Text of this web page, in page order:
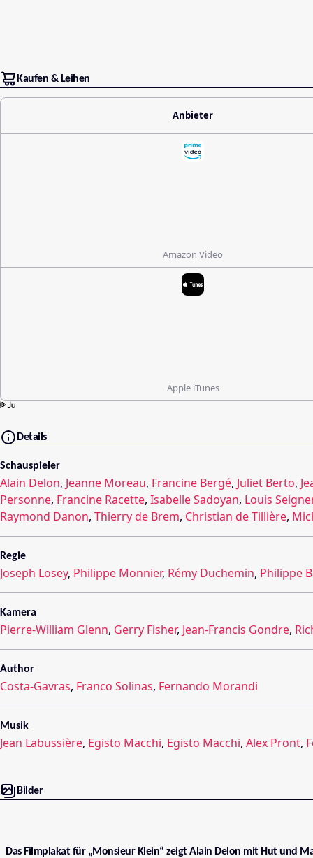
Kaufen & Leihen
Anbieter
Amazon Video
Apple iTunes
Details
Schauspieler
Alain Delon, Jeanne Moreau, Francine Bergé, Juliet Berto,
Personne, Francine Racette, Isabelle Sadoyan, Louis Seigner
Raymond Danon, Thierry de Brem, Christian de Tillière,
Regie
Joseph Losey, Philippe Monnier, Rémy Duchemin, Philippe
Kamera
Pierre-William Glenn, Gerry Fisher, Jean-Francis Gondre,
Author
Costa-Gavras, Franco Solinas, Fernando Morandi
Musik
Jean Labussière, Egisto Macchi, Egisto Macchi, Alex Pront,
Bilder
Das Filmplakat für „Monsieur Klein“ zeigt Alain Delon mit Hut und